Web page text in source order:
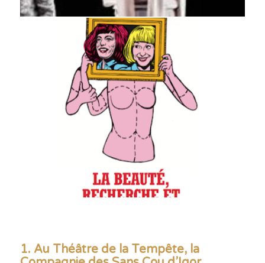
1. Au Théâtre de la Tempête, la